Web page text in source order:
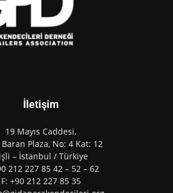
İletişim
19 Mayıs Caddesi,
Plaza, No: 4 Kat: 12
– İstanbul / Türkiye
212 227 85 42 – 52 – 62
F: +90 212 227 85 35